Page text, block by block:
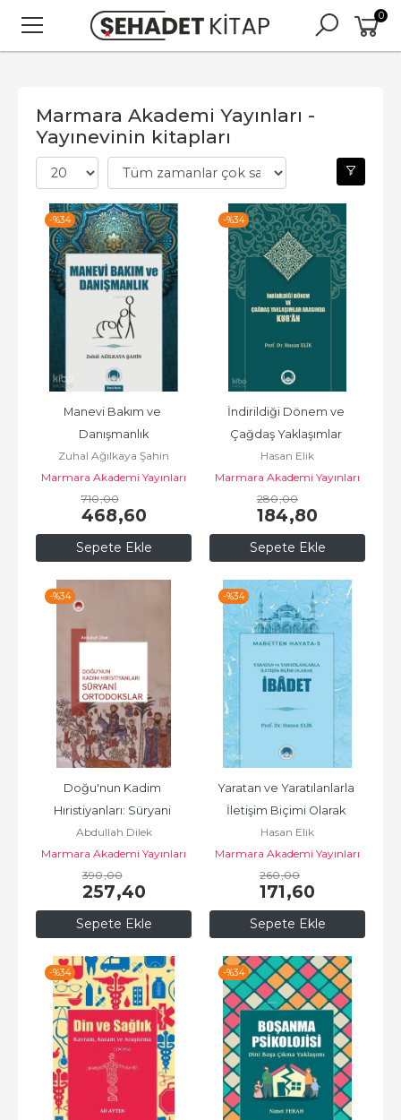
0
Marmara Akademi Yayınları -
Yayınevinin kitapları
-%34
Sepete Ekle
Manevi Bakım ve
Danışmanlık
Zuhal Ağılkaya Şahin
Marmara Akademi Yayınları
710,00
468,60
-%34
Sepete Ekle
İndirildiği Dönem ve
Çağdaş Yaklaşımlar
Arasında Kur’ân
Hasan Elik
Marmara Akademi Yayınları
280,00
184,80
-%34
Sepete Ekle
Doğu'nun Kadim
Hıristiyanları: Süryani
Ortadoksları
Abdullah Dilek
Marmara Akademi Yayınları
390,00
257,40
-%34
Sepete Ekle
Yaratan ve Yaratılanlarla
İletişim Biçimi Olarak
İbadet;Mabetten Hayata -
3
Hasan Elik
Marmara Akademi Yayınları
260,00
171,60
-%34 -%34